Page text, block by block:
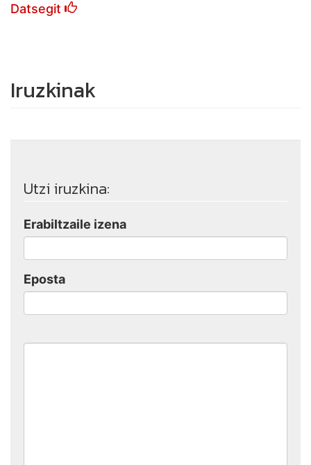
Datsegit
Iruzkinak
Utzi iruzkina:
Erabiltzaile izena
Eposta